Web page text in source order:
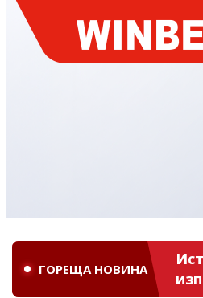
ГОРЕЩА НОВИНА